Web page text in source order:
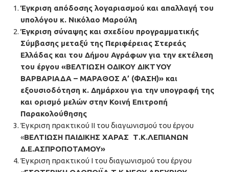
Έγκριση απόδοσης λογαριασμού και απαλλαγή του
υπολόγου κ. Νικόλαο Μαρούλη
Έγκριση σύναψης και σχεδίου προγραμματικής
Σύμβασης μεταξύ της Περιφέρειας Στερεάς
Ελλάδας και του Δήμου Αγράφων για την εκτέλεση
του έργου «ΒΕΛΤΙΩΣΗ ΟΔΙΚΟΥ ΔΙΚΤΥΟΥ
ΒΑΡΒΑΡΙΑΔΑ – ΜΑΡΑΘΟΣ Α’ (ΦΑΣΗ)» και
εξουσιοδότηση κ. Δημάρχου για την υπογραφή της
και ορισμό μελών στην Κοινή Επιτροπή
Παρακολούθησης
Έγκριση πρακτικού IΙ του διαγωνισμού του έργου
«ΒΕΛΤΙΩΣΗ ΠΑΙΔΙΚΗΣ ΧΑΡΑΣ Τ.Κ.ΛΕΠΙΑΝΩΝ
Δ.Ε.ΑΣΠΡΟΠΟΤΑΜΟΥ»
Έγκριση πρακτικού I του διαγωνισμού του έργου